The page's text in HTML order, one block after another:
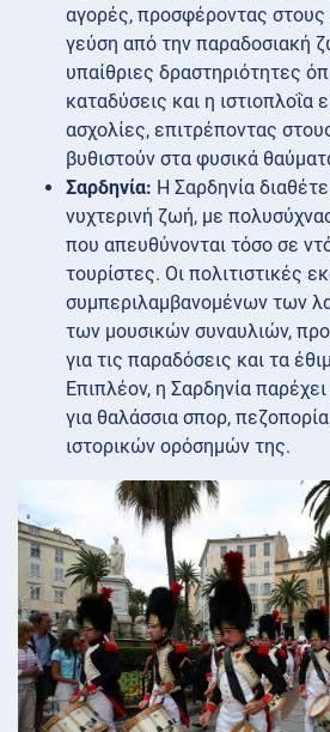
αγορές, προσφέροντας στους
γεύση από την παραδοσιακή
υπαίθριες δραστηριότητες
καταδύσεις και η ιστιοπλοΐα
ασχολίες, επιτρέποντας
βυθιστούν στα φυσικά
Σαρδηνία: Η Σαρδηνία
νυχτερινή ζωή, με
που απευθύνονται τόσο σε
τουρίστες. Οι πολιτιστικές
συμπεριλαμβανομένων των
των μουσικών συναυλιών,
για τις παραδόσεις και τα
Επιπλέον, η Σαρδηνία
για θαλάσσια σπορ,
ιστορικών ορόσημών της.